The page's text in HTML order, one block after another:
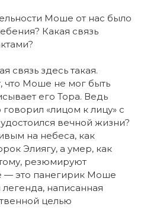
Моше от нас было
Какая связь
связь здесь такая.
что Моше не мог быть
его Тора. Ведь
«лицом к лицу» с
вечной жизни?
на небеса, как
Элиягу, а умер, как
резюмируют
— это панегирик Моше
написанная
целью